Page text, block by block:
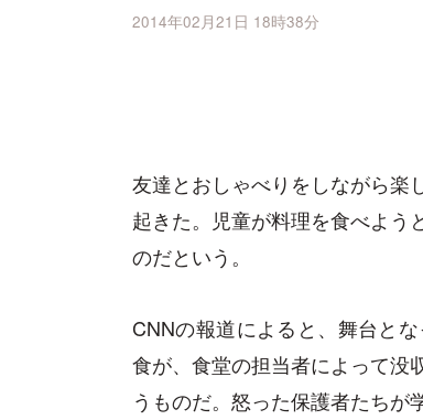
2014年02月21日 18時38分
友達とおしゃべりをしながら楽
起きた。児童が料理を食べよう
のだという。
CNNの報道によると、舞台と
食が、食堂の担当者によって没
うものだ。怒った保護者たち